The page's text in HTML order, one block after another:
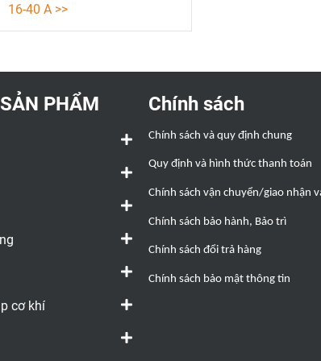
16-40 A >>
Video hướng dẫn lắp đặt KEM
PHẨM
cơ khí
Chính sách
Chính sách và quy định chung
Quy định và hình thức thanh toán
Chính sách vận chuyển/giao nhận
Chính sách bảo hành, Bảo trì
Chính sách đổi trả hàng
Chính sách bảo mật thông tin